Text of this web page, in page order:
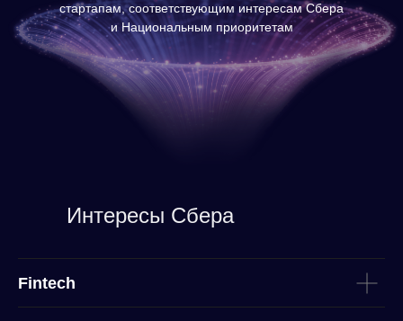
стартапам, соответствующим интересам Сбера
и Национальным приоритетам
Интересы Сбера
Fintech